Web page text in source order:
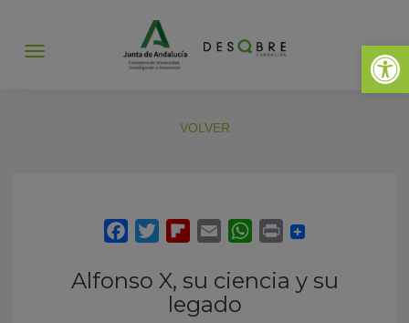
Abrir
Abrir
VOLVER
Alfonso X, su ciencia y su
legado